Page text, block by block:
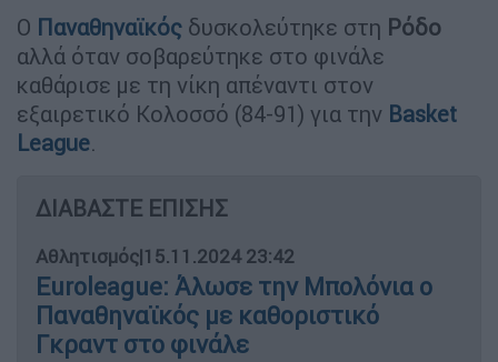
Ο Παναθηναϊκός δυσκολεύτηκε στη Ρόδο
αλλά όταν σοβαρεύτηκε στο φινάλε
καθάρισε με τη νίκη απέναντι στον
εξαιρετικό Κολοσσό (84-91) για την Basket
League.
ΔΙΑΒΑΣΤΕ ΕΠΙΣΗΣ
Αθλητισμός|15.11.2024 23:42
Euroleague: Άλωσε την Μπολόνια ο
Παναθηναϊκός με καθοριστικό
Γκραντ στο φινάλε